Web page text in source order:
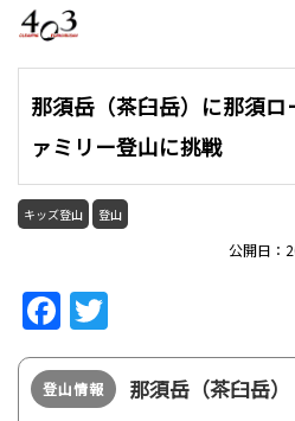
那須岳（茶臼岳）に那須ロ
ァミリー登山に挑戦
キッズ登山 登山
公開日：
Facebook
登山情報 那須岳（茶臼岳）